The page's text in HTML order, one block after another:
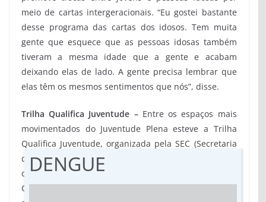
meio de cartas intergeracionais. “Eu gostei bastante
desse programa das cartas dos idosos. Tem muita
gente que esquece que as pessoas idosas também
tiveram a mesma idade que a gente e acabam
deixando elas de lado. A gente precisa lembrar que
elas têm os mesmos sentimentos que nós”, disse.
Trilha Qualifica Juventude – Entre os espaços mais
movimentados do Juventude Plena esteve a Trilha
Qualifica Juventude, organizada pela SEC (Secretaria
de Estado da Cidadania) e pela Semadesc (Secretaria
de Estado de Meio Ambiente, Desenvolvimento,
Ciência, Tecnologia e Inovação). A ação aproximou
DENGUE